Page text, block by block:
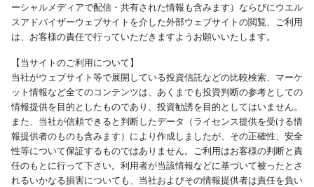
ーシャルメディアで配信・共有された情報も含みます）ならびにウエル
スアドバイザーウェブサイトを介した外部ウェブサイトの閲覧、ご利用
は、お客様の責任で行っていただきますようお願いいたします。
【当サイトのご利用について】
当社がウェブサイト等で展開している投資信託などの比較検索、マーケ
ット情報など全てのコンテンツは、あくまでも投資判断の参考としての
情報提供を目的としたものであり、投資勧誘を目的としてはいません。
また、当社が信頼できると判断したデータ（ライセンス提供を受ける情
報提供者のものも含みます）により作成しましたが、その正確性、安全
性等について保証するものではありません。ご利用はお客様の判断と責
任のもとに行って下さい。利用者が当該情報などに基づいて被ったとさ
れるいかなる損害についても、当社およびその情報提供者は責任を負い